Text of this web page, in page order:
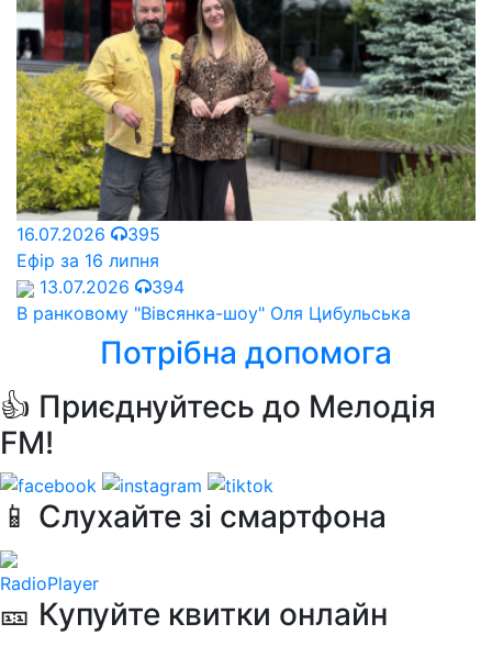
16.07.2026
395
Ефір за 16 липня
13.07.2026
394
В ранковому "Вівсянка-шоу" Оля Цибульська
Потрібна допомога
👍 Приєднуйтесь до Мелодія
FM!
📱 Слухайте зі смартфона
RadioPlayer
🎫 Купуйте квитки онлайн